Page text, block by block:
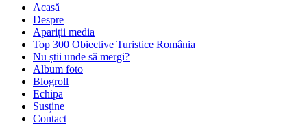
Acasă
Despre
Apariții media
Top 300 Obiective Turistice România
Nu știi unde să mergi?
Album foto
Blogroll
Echipa
Susține
Contact